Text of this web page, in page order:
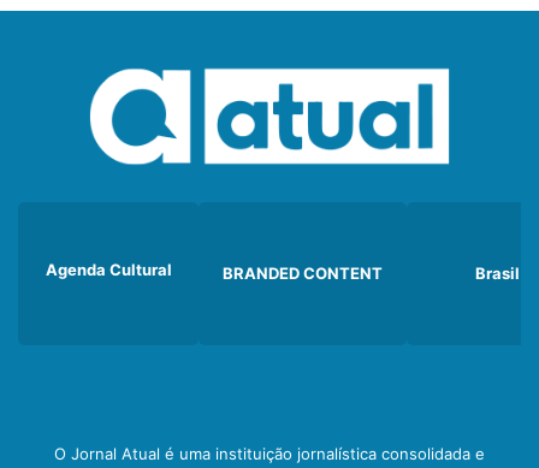
Agenda Cultural BRANDED CONTENT Brasil
O Jornal Atual é uma instituição jornalística consolidada e